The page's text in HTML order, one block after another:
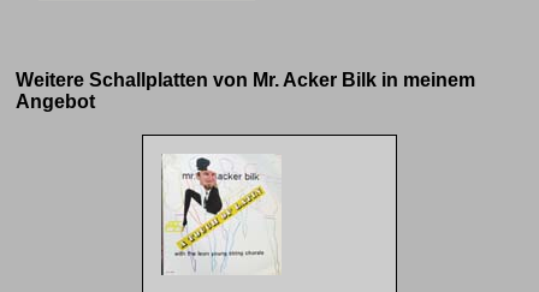
Weitere Schallplatten von Mr. Acker Bilk in meinem
Angebot